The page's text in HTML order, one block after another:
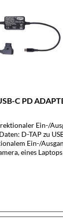
C PD
Ein-/
D-TAP zu
Ein-/
eines